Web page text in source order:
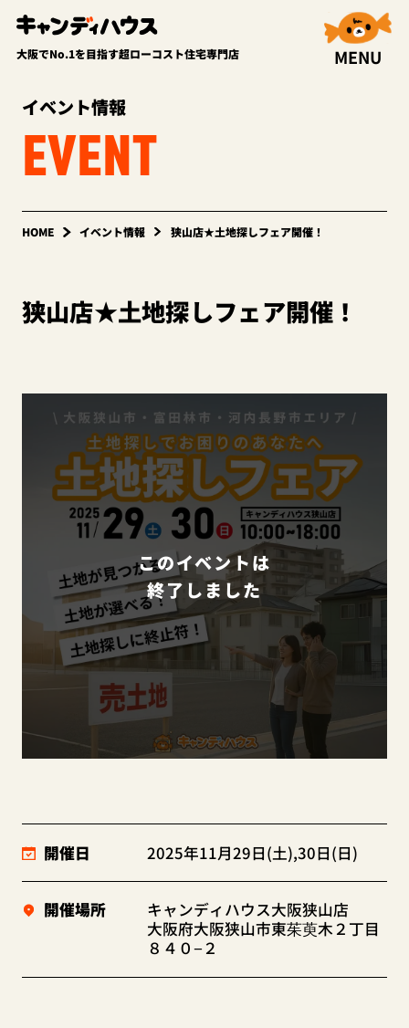
大阪でNo.1を目指す超ローコスト住宅専門店 MENU
イベント情報
EVENT
HOME イベント情報 狭山店★土地探しフェア開催！
狭山店★土地探しフェア開催！
このイベントは
終了しました
開催日 2025年11月29日(土),30日(日)
開催場所
キャンディハウス大阪狭山店
大阪府大阪狭山市東茱萸木２丁目
８４０−２